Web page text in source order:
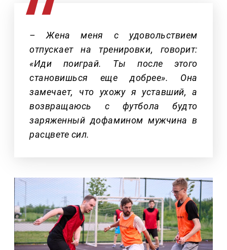
– Жена меня с удовольствием
отпускает на тренировки, говорит:
«Иди поиграй. Ты после этого
становишься еще добрее». Она
замечает, что ухожу я уставший, а
возвращаюсь с футбола будто
заряженный дофамином мужчина в
расцвете сил.